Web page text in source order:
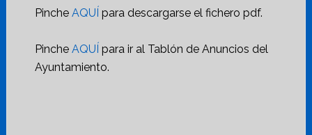
Pinche AQUÍ para descargarse el fichero pdf.
Pinche AQUÍ para ir al Tablón de Anuncios del
Ayuntamiento.